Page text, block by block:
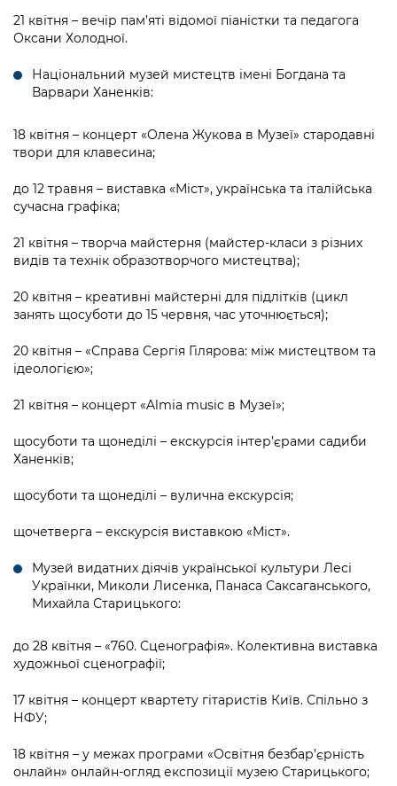
21 квітня – вечір пам’яті відомої піаністки та педагога
Оксани Холодної.
Національний музей мистецтв імені Богдана та
Варвари Ханенків:
18 квітня – концерт «Олена Жукова в Музеї» стародавні
твори для клавесина;
до 12 травня – виставка «Міст», українська та італійська
сучасна графіка;
21 квітня – творча майстерня (майстер-класи з різних
видів та технік образотворчого мистецтва);
20 квітня – креативні майстерні для підлітків (цикл
занять щосуботи до 15 червня, час уточнюється);
20 квітня – «Справа Сергія Гілярова: між мистецтвом та
ідеологією»;
21 квітня – концерт «Almia music в Музеї»;
щосуботи та щонеділі – екскурсія інтер’єрами садиби
Ханенків;
щосуботи та щонеділі – вулична екскурсія;
щочетверга – екскурсія виставкою «Міст».
Музей видатних діячів української культури Лесі
Українки, Миколи Лисенка, Панаса Саксаганського,
Михайла Старицького:
до 28 квітня – «760. Сценографія». Колективна виставка
художньої сценографії;
17 квітня – концерт квартету гітаристів Київ. Спільно з
НФУ;
18 квітня – у межах програми «Освітня безбар’єрність
онлайн» онлайн-огляд експозиції музею Старицького;